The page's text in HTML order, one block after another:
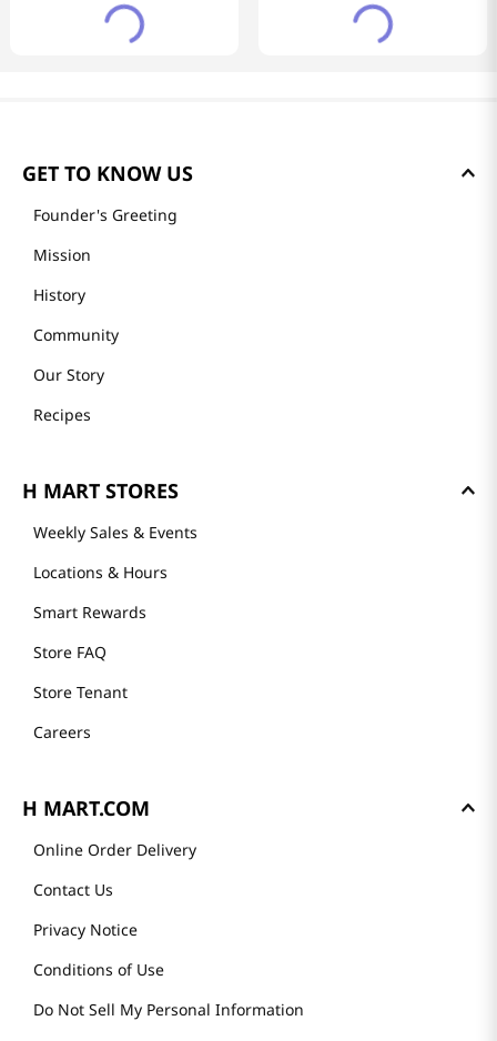
GET TO KNOW US
Founder's Greeting
Mission
History
Community
Our Story
Recipes
H MART STORES
Weekly Sales & Events
Locations & Hours
Smart Rewards
Store FAQ
Store Tenant
Careers
H MART.COM
Online Order Delivery
Contact Us
Privacy Notice
Conditions of Use
Do Not Sell My Personal Information